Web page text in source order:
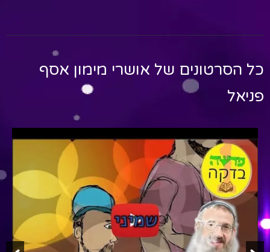
כל הסרטונים של אושרי מימון אסף
פניאל